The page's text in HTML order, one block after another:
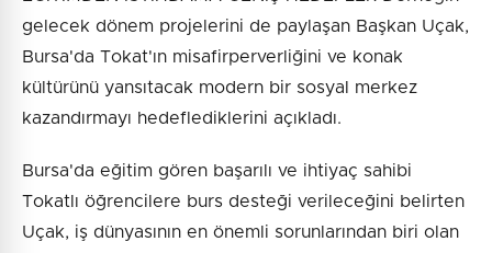
gelecek dönem projelerini de paylaşan Başkan Uçak,
Bursa'da Tokat'ın misafirperverliğini ve konak
kültürünü yansıtacak modern bir sosyal merkez
kazandırmayı hedeflediklerini açıkladı.
Bursa'da eğitim gören başarılı ve ihtiyaç sahibi
Tokatlı öğrencilere burs desteği verileceğini belirten
Uçak, iş dünyasının en önemli sorunlarından biri olan